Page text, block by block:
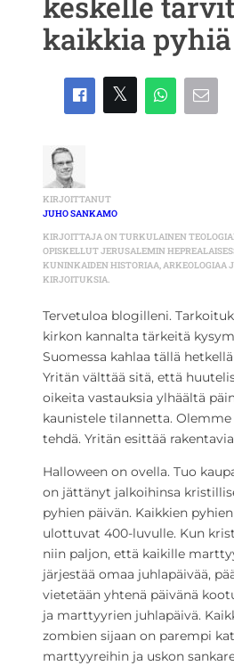
kaikkia pyhiä
KIRJOITTANUT
JUHO SANKAMO
KIRJOITTAJA ON TURKULAINEN
OPISKELLUT JERUSALEMIN
KUNINKAIDEN HISTORIAA, ARKEOLOGIAA
KIRJOITUKSIA.
Tervetuloa blogilleni.
kirkon kannalta tärkeitä
Suomessa kahlaa tällä hetkellä
Yritän välttää sitä, että
oikeita vastauksia ylhäältä
kaunistele tilannetta. Olemme
tehdä. Yritän esittää
Halloween on ovella. Tuo
on jättänyt jalkoihinsa
pyhien päivän. Kaikkien
ulottuvat 400-luvulle. Kun
niin paljon, että kaikille
järjestää omaa juhlapäivää,
vietetään yhtenä päivänä
ja marttyyrien juhlapäivä.
zombien sijaan on parempi
marttyyreihin ja uskon